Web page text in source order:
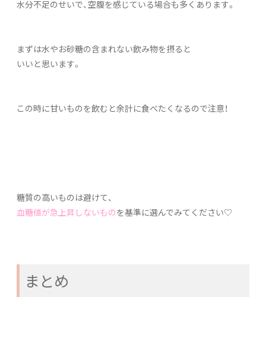
水分不足のせいで、空腹を感じている場合も多くあります。
まずは水やお砂糖の含まれない飲み物を摂ると
いいと思います。
この時に甘いものを飲むと余計に食べたくなるので注意！
糖質の高いものは避けて、
血糖値が急上昇しないものを基準に選んでみてください♡
まとめ